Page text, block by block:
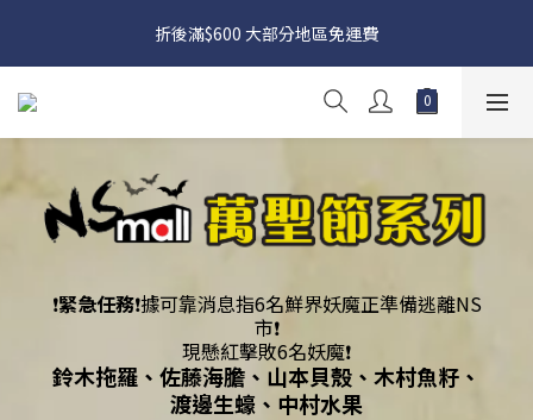
日本接近假期，貨源較不穩定；如想在 8 月 11 日至 8 月 15 日收
貨，請務必於 8 月 10 日前落單
折後滿$600 大部分地區免運費
日本接近假期，貨源較不穩定；如想在 8 月 11 日至 8 月 15 日收
貨，請務必於 8 月 10 日前落單
❗️緊急任務❗️據可靠消息指6名鮮界妖魔正準備逃離NS
市❗️
現懸紅擊敗6名妖魔❗️
鈴木拖羅、佐藤海膽、山本貝殼、木村魚籽、
渡邊生蠔、中村水果